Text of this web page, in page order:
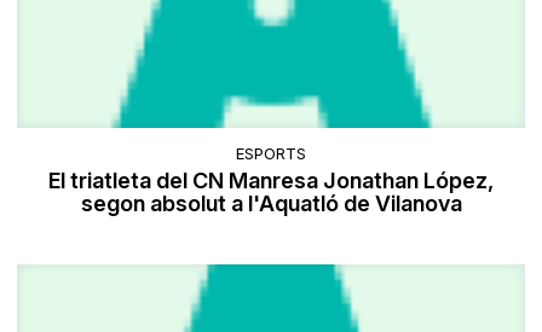
ESPORTS
El triatleta del CN Manresa Jonathan López,
segon absolut a l'Aquatló de Vilanova